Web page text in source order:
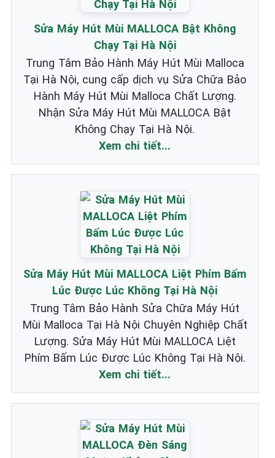
Sửa Máy Hút Mùi MALLOCA Bật Không
Chạy Tại Hà Nội
Trung Tâm Bảo Hành Máy Hút Mùi Malloca
Tại Hà Nội, cung cấp dịch vụ Sửa Chữa Bảo
Hành Máy Hút Mùi Malloca Chất Lượng.
Nhận Sửa Máy Hút Mùi MALLOCA Bật
Không Chạy Tại Hà Nội.
Xem chi tiết...
Sửa Máy Hút Mùi MALLOCA Liệt Phím Bấm
Lúc Được Lúc Không Tại Hà Nội
Trung Tâm Bảo Hành Sửa Chữa Máy Hút
Mùi Malloca Tại Hà Nội Chuyên Nghiệp Chất
Lượng. Sửa Máy Hút Mùi MALLOCA Liệt
Phím Bấm Lúc Được Lúc Không Tại Hà Nội.
Xem chi tiết...